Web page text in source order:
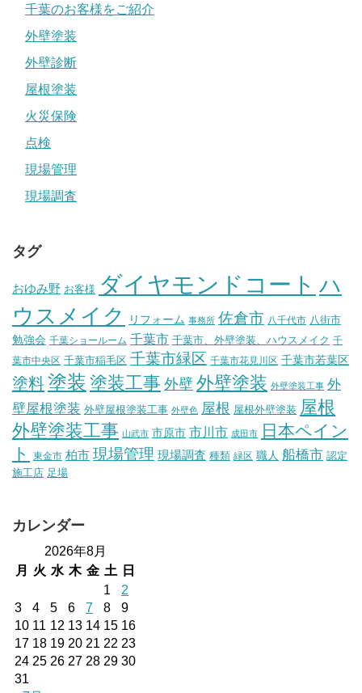
千葉のお客様をご紹介
外壁塗装
外壁診断
屋根塗装
火災保険
点検
現場管理
現場調査
タグ
おゆみ野 お客様 ダイヤモンドコート ハ
ウスメイク
リフォーム 事務所 佐倉市 八千代市 八街市
勉強会 千葉ショールーム 千葉市 千葉市、外壁塗装、ハウスメイク 千
葉市中央区 千葉市稲毛区 千葉市緑区 千葉市花見川区 千葉市若葉区
塗料塗装 塗装工事 外壁 外壁塗装 外壁塗装工事 外
壁屋根塗装 外壁屋根塗装工事 外壁色 屋根 屋根外壁塗装 屋根
外壁塗装工事 山武市 市原市 市川市 成田市
日本ペイン
ト
東金市 柏市 現場管理 現場調査 種類 緑区 職人 船橋市 認定
施工店 足場
カレンダー
2026年8月
月
火 水 木 金 土
日
1
2
3
4 5 6 7 8
9
10 11 12 13 14 15 16
17 18 19 20 21 22 23
24 25 26 27 28 29 30
31